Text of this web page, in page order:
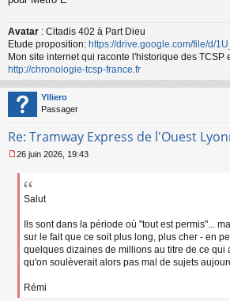
u
Avatar : Citadis 402 à Part Dieu
Etude proposition: https://drive.google.com/file/d/
Mon site internet qui raconte l'historique des TCSP
http://chronologie-tcsp-france.fr
Ylliero
Passager
Re: Tramway Express de l'Ouest
e
26 juin 2026, 19:43
Salut
Ils sont dans la période où "tout est permis"...
sur le fait que ce soit plus long, plus cher - en
quelques dizaines de millions au titre de ce qui
qu'on soulèverait alors pas mal de sujets
Rémi